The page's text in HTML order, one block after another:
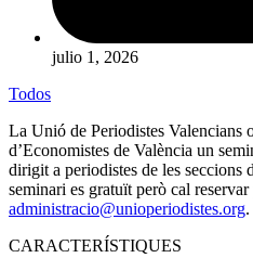
julio 1, 2026
Todos
La Unió de Periodistes Valencians
d’Economistes de València un
dirigit a periodistes de les seccions
seminari es gratuït però cal
administracio@unioperiodistes.org.
CARACTERÍSTIQUES